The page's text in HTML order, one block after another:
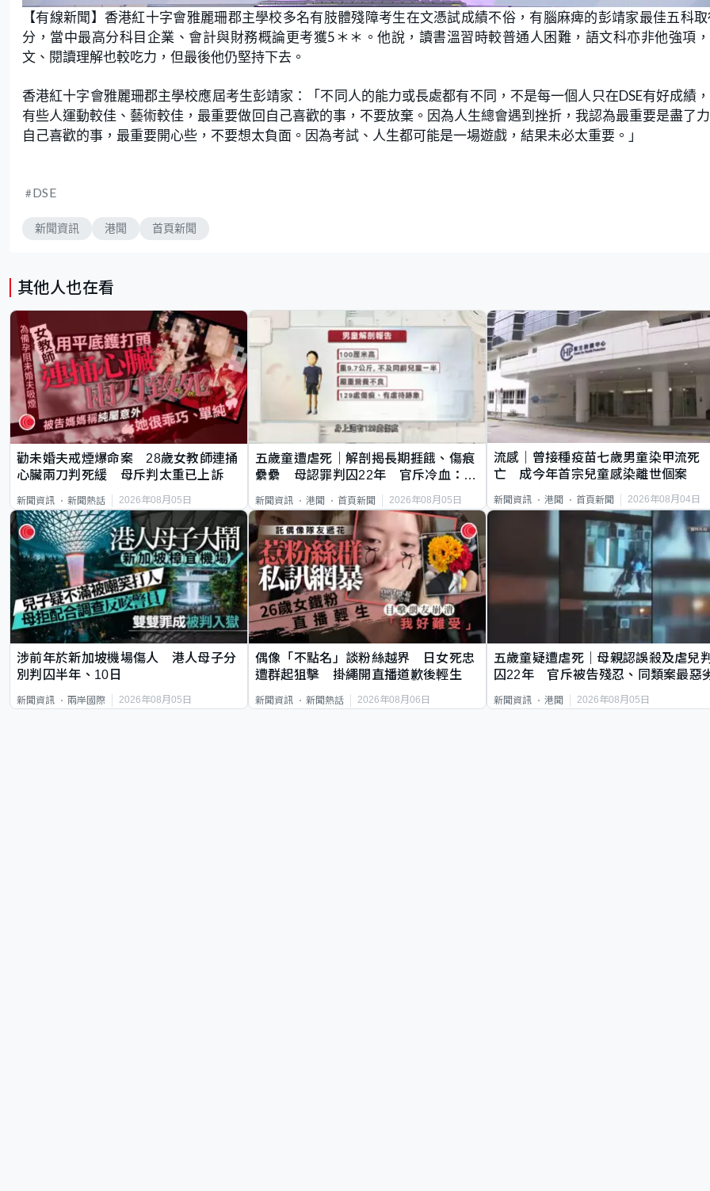
n
m
u
t
e
o
a
d
e
d
:
3
6
%
【有線新聞】香港紅十字會雅麗珊郡主學校多名有肢體殘障考生在文憑試成績不俗，有腦麻痺的彭靖家最佳五科
分，當中最高分科目企業、會計與財務概論更考獲5＊＊。他說，讀書溫習時較普通人困難，語文科亦非他強項
文、閱讀理解也較吃力，但最後他仍堅持下去。
香港紅十字會雅麗珊郡主學校應屆考生彭靖家：「不同人的能力或長處都有不同，不是每一個人只在DSE有好成績
有些人運動較佳、藝術較佳，最重要做回自己喜歡的事，不要放棄。因為人生總會遇到挫折，我認為最重要是盡了
自己喜歡的事，最重要開心些，不要想太負面。因為考試、人生都可能是一場遊戲，結果未必太重要。」
DSE
新聞資訊 港聞 首頁新聞
其他人也在看
勸未婚夫戒煙爆命案 28歲女教師連捅
心臟兩刀判死緩 母斥判太重已上訴
新聞資訊 新聞熱話 2026年08月05日
五歲童遭虐死｜解剖揭長期捱餓、傷痕
纍纍 母認罪判囚22年 官斥冷血：同
新聞資訊 港聞 首頁新聞 2026年08月05日
流感｜曾接種疫苗七歲男童染甲流死
亡 成今年首宗兒童感染離世個案
新聞資訊 港聞 首頁新聞 2026年08月04日
涉前年於新加坡機場傷人 港人母子分
別判囚半年、10日
新聞資訊 兩岸國際 2026年08月05日
偶像「不點名」談粉絲越界 日女死忠
遭群起狙擊 掛繩開直播道歉後輕生
新聞資訊 新聞熱話 2026年08月06日
五歲童疑遭虐死｜母親認誤殺及虐兒
囚22年 官斥被告殘忍、同類案最惡
新聞資訊 港聞 2026年08月05日